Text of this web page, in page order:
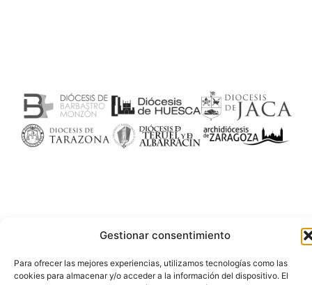
Gestionar consentimiento
Para ofrecer las mejores experiencias, utilizamos tecnologías como las
cookies para almacenar y/o acceder a la información del dispositivo. El